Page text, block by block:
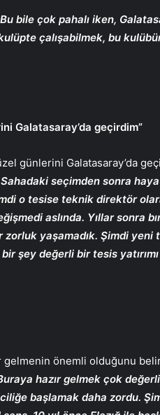
bile çok pahalı iken,
çalışabilmek, bu
Galatasaray’da geçirdim”
günlerini Galatasaray’da
seçimden sonra
o tesise teknik direktör
aslında. Yıllar sonra
yaşamadık. Şimdi yeni
şey değerli bir tesis
gelmenin önemli olduğunu
hazır gelmek çok
başlamak daha zordu.